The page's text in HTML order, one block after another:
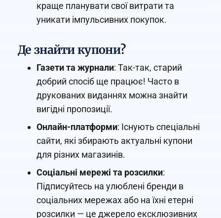
краще планувати свої витрати та
уникати імпульсивних покупок.
Де знайти купони?
Газети та журнали: Так-так, старий
добрий спосіб ще працює! Часто в
друкованих виданнях можна знайти
вигідні пропозиції.
Онлайн-платформи: Існують спеціальні
сайти, які збирають актуальні купони
для різних магазинів.
Соціальні мережі та розсилки:
Підписуйтесь на улюблені бренди в
соціальних мережах або на їхні етерні
розсилки — це джерело ексклюзивних